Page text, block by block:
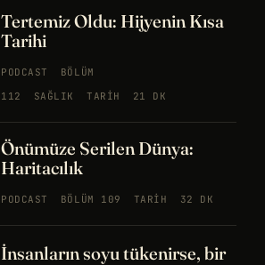
Tertemiz Oldu: Hijyenin Kısa
Tarihi
PODCAST
BÖLÜM
112
SAĞLIK TARIH 21 DK
Önümüze Serilen Dünya:
Haritacılık
PODCAST BÖLÜM 109 TARIH 32 DK
İnsanların soyu tükenirse, bir